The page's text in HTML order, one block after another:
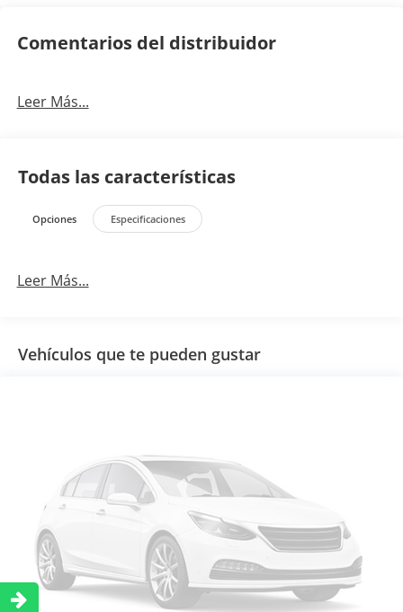
Comentarios del distribuidor
Leer Más...
Todas las características
Opciones Especificaciones
Leer Más...
Vehículos que te pueden gustar